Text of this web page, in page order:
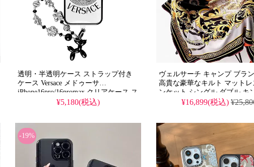
透明・半透明ケース ストラップ付き
ケース Versace メドゥーサ
iPhone16pro/16promax クリアケース ス
マホストラップ付き。アイフォーン
ース 送料無料 大人 おしゃれ。人気・
芸能人愛用・かわいい。耐衝撃・防
水・多機能。格安＆安い。
iPhone16pro/15promaxケース対応。
¥5,180(税込)
ヴェルサーチ キャンプ ブラ
高貴な豪華なキルト マット
ンケット シングル ダブル キ
ズ 大人気 暖かい 空調生地 金
¥16,899(税込)
-19%